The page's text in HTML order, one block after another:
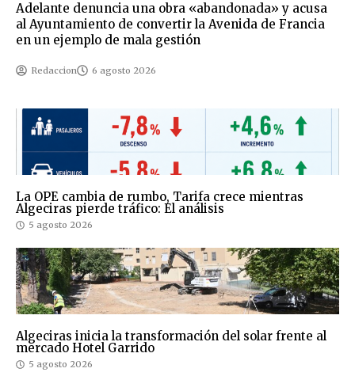
Adelante denuncia una obra «abandonada» y acusa
al Ayuntamiento de convertir la Avenida de Francia
en un ejemplo de mala gestión
Redaccion 6 agosto 2026
La OPE cambia de rumbo, Tarifa crece mientras
Algeciras pierde tráfico: El análisis
5 agosto 2026
Algeciras inicia la transformación del solar frente al
mercado Hotel Garrido
5 agosto 2026